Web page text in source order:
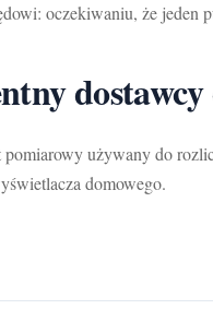
oczekiwaniu, że
używany do
domowego.